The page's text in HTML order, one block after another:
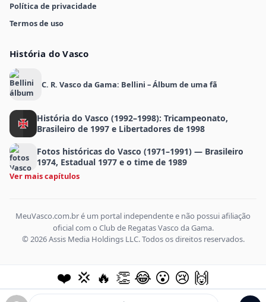
Política de privacidade
Termos de uso
História do Vasco
C. R. Vasco da Gama: Bellini – Álbum de uma fã
História do Vasco (1992–1998): Tricampeonato,
Brasileiro de 1997 e Libertadores de 1998
Fotos históricas do Vasco (1971–1991) — Brasileiro
1974, Estadual 1977 e o time de 1989
Ver mais capítulos
MeuVasco.com.br é um portal independente e não possui afiliação
oficial com o Club de Regatas Vasco da Gama.
© 2026 Assis Media Holdings LLC. Todos os direitos reservados.
❤️ 💢 🔥 👏 😂 😮 😢 🙌